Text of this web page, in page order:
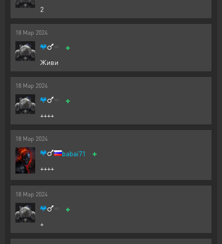
2
18 Мар 2024
+
Живи
18 Мар 2024
+
++++
18 Мар 2024
babai71 +
++++
18 Мар 2024
+
+